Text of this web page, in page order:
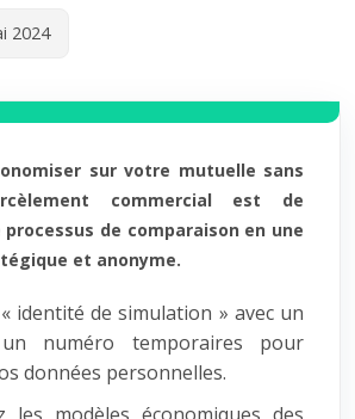
2024
sur votre mutuelle sans
commercial est de
de comparaison en une
et anonyme.
identité de simulation » avec un
numéro temporaires pour
données personnelles.